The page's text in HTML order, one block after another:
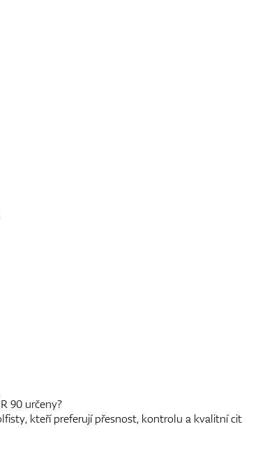
90 určeny?
kteří preferují přesnost, kontrolu a kvalitní cit